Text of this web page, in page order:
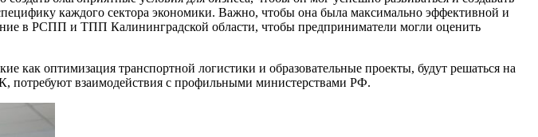
каждого сектора экономики. Важно, чтобы она была максимально эффективной и
в РСПП и ТПП Калининградской области, чтобы предприниматели могли оценить
как оптимизация транспортной логистики и образовательные проекты, будут решаться на
взаимодействия с профильными министерствами РФ.